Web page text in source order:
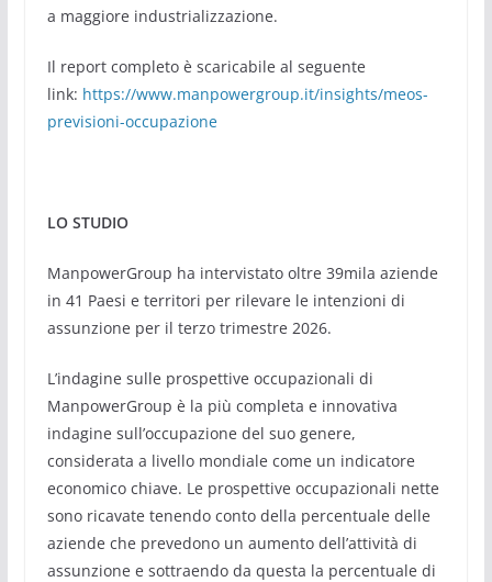
a maggiore industrializzazione.
Il report completo è scaricabile al seguente
link: https://www.manpowergroup.it/insights/meos-
previsioni-occupazione
LO STUDIO
ManpowerGroup ha intervistato oltre 39mila aziende
in 41 Paesi e territori per rilevare le intenzioni di
assunzione per il terzo trimestre 2026.
L’indagine sulle prospettive occupazionali di
ManpowerGroup è la più completa e innovativa
indagine sull’occupazione del suo genere,
considerata a livello mondiale come un indicatore
economico chiave. Le prospettive occupazionali nette
sono ricavate tenendo conto della percentuale delle
aziende che prevedono un aumento dell’attività di
assunzione e sottraendo da questa la percentuale di